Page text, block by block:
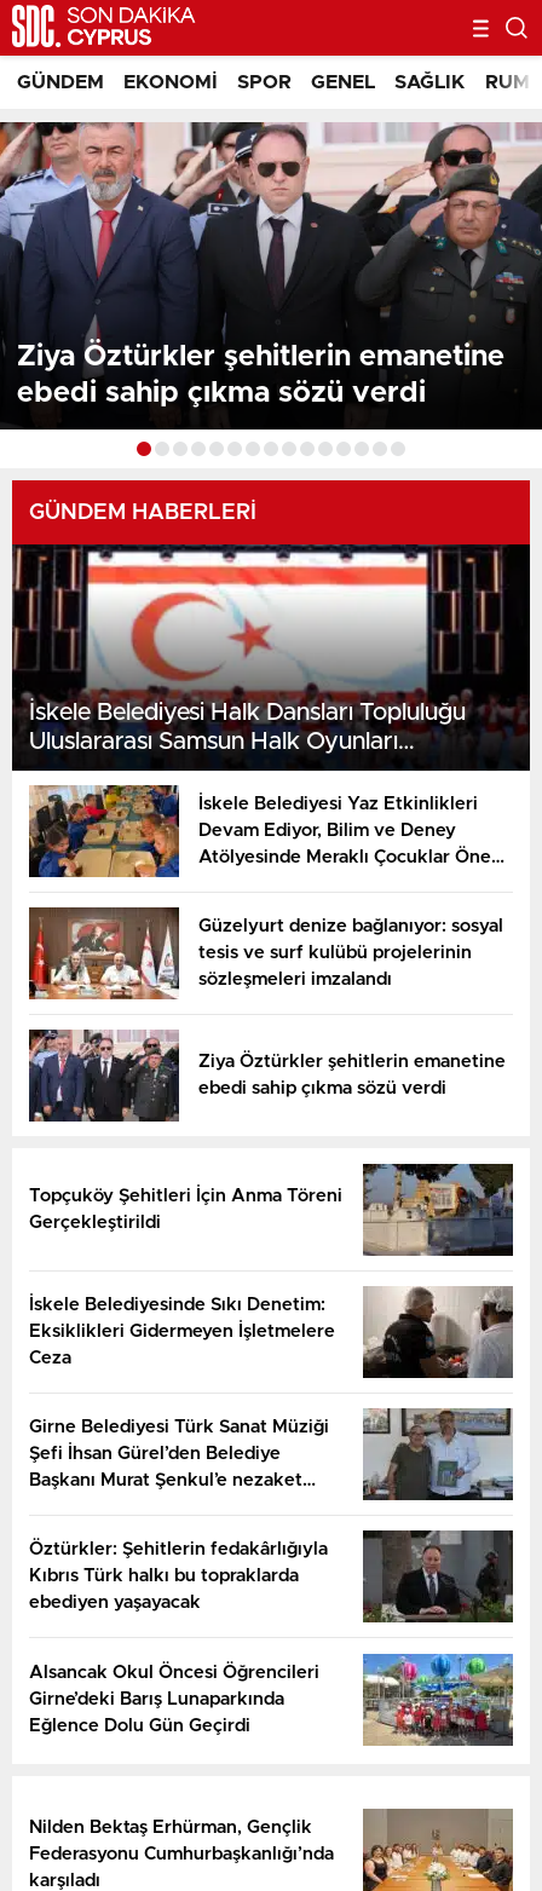
GÜNDEM EKONOMI SPOR GENEL SAĞLIK RUM
Kıbrıs Haberleri - KKTC
Ziya Öztürkler şehitlerin emanetine
ebedi sahip çıkma sözü verdi
GÜNDEM HABERLERİ
İskele Belediyesi Halk Dansları Topluluğu
Uluslararası Samsun Halk Oyunları
Festivali’nde KKTC’yi Gururla Temsil Ediyor
İskele Belediyesi Yaz Etkinlikleri
Devam Ediyor, Bilim ve Deney
Atölyesinde Meraklı Çocuklar Öne
Güzelyurt denize bağlanıyor: sosyal
tesis ve surf kulübü projelerinin
sözleşmeleri imzalandı
Ziya Öztürkler şehitlerin emanetine
ebedi sahip çıkma sözü verdi
Topçuköy Şehitleri İçin Anma Töreni
Gerçekleştirildi
İskele Belediyesinde Sıkı Denetim:
Eksiklikleri Gidermeyen İşletmelere
Ceza
Girne Belediyesi Türk Sanat Müziği
Şefi İhsan Gürel’den Belediye
Başkanı Murat Şenkul’e nezaket
Öztürkler: Şehitlerin fedakârlığıyla
Kıbrıs Türk halkı bu topraklarda
ebediyen yaşayacak
Alsancak Okul Öncesi Öğrencileri
Girne’deki Barış Lunaparkında
Eğlence Dolu Gün Geçirdi
Nilden Bektaş Erhürman, Gençlik
Federasyonu Cumhurbaşkanlığı’nda
karşıladı